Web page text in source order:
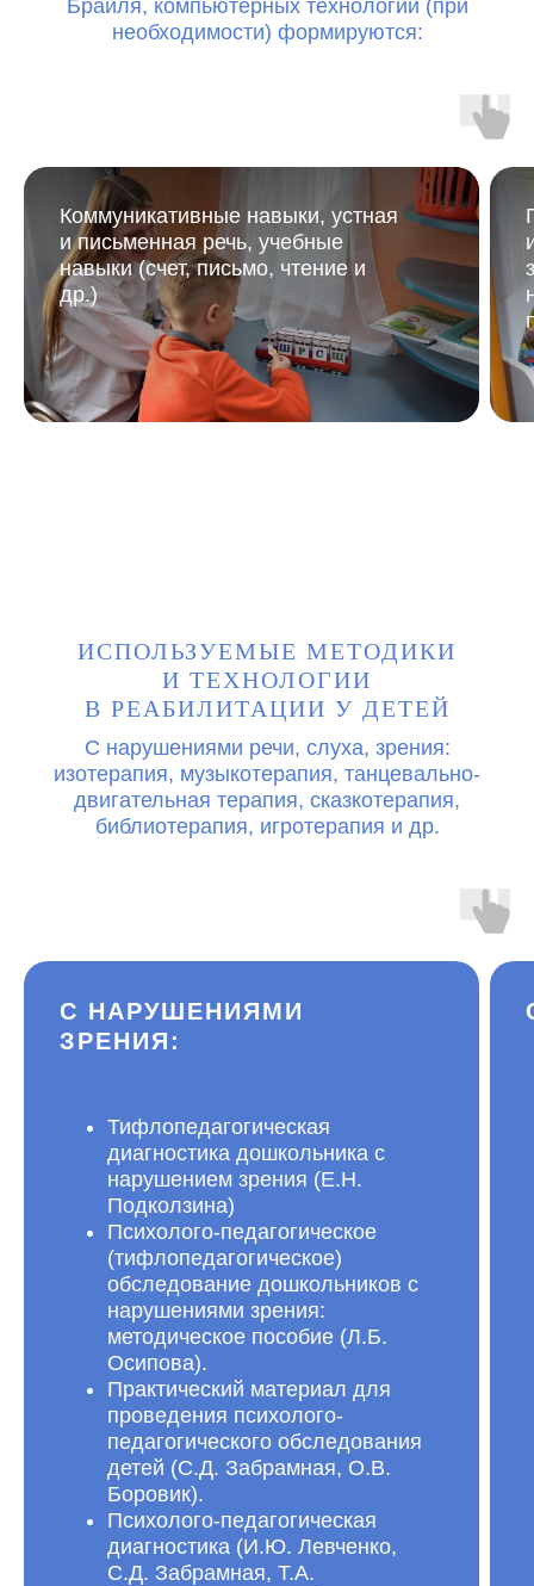
Брайля, компьютерных технологий (при
необходимости) формируются:
Коммуникативные навыки, устная
и письменная речь, учебные
навыки (счет, письмо, чтение и
др.)
ИСПОЛЬЗУЕМЫЕ МЕТОДИКИ
И ТЕХНОЛОГИИ
В РЕАБИЛИТАЦИИ У ДЕТЕЙ
С нарушениями речи, слуха, зрения:
изотерапия, музыкотерапия, танцевально-
двигательная терапия, сказкотерапия,
библиотерапия, игротерапия и др.
С НАРУШЕНИЯМИ
ЗРЕНИЯ:
Тифлопедагогическая
диагностика дошкольника с
нарушением зрения (Е.Н.
Подколзина)
Психолого-педагогическое
(тифлопедагогическое)
обследование дошкольников с
нарушениями зрения:
методическое пособие (Л.Б.
Осипова).
Практический материал для
проведения психолого-
педагогического обследования
детей (С.Д. Забрамная, О.В.
Боровик).
Психолого-педагогическая
диагностика (И.Ю. Левченко,
С.Д. Забрамная, Т.А.